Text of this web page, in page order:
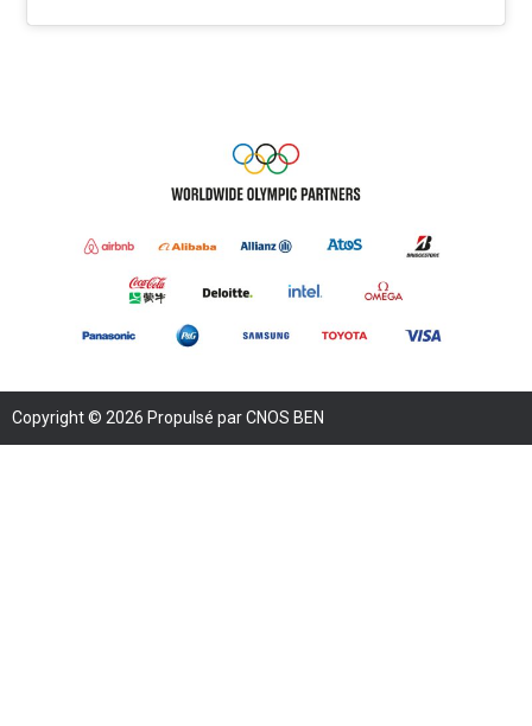
Copyright © 2026 Propulsé par CNOS BEN